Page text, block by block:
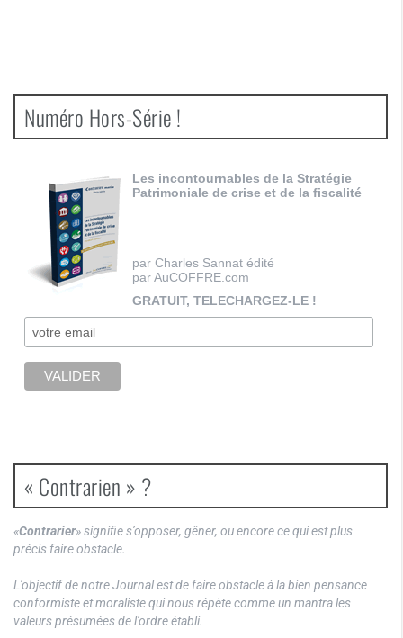
Numéro Hors-Série !
Les incontournables de la Stratégie
Patrimoniale de crise et de la fiscalité
par Charles Sannat édité
par AuCOFFRE.com
GRATUIT, TELECHARGEZ-LE !
« Contrarien » ?
«Contrarier» signifie s’opposer, gêner, ou encore ce qui est plus
précis faire obstacle.
L’objectif de notre Journal est de faire obstacle à la bien pensance
conformiste et moraliste qui nous répète comme un mantra les
valeurs présumées de l’ordre établi.